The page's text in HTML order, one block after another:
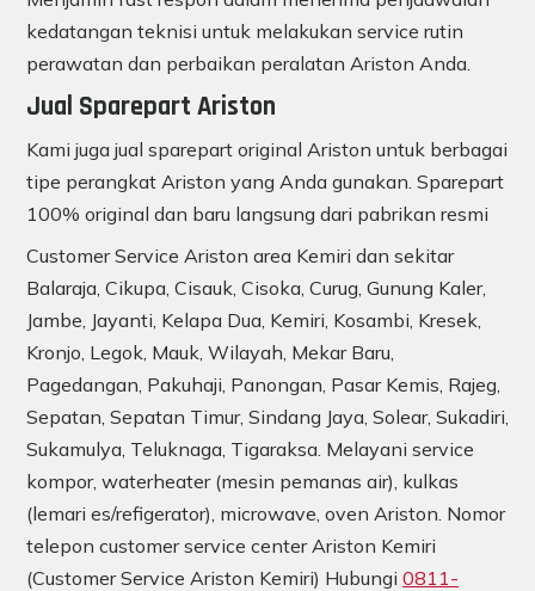
kedatangan teknisi untuk melakukan service rutin
perawatan dan perbaikan peralatan Ariston Anda.
Jual Sparepart Ariston
Kami juga jual sparepart original Ariston untuk berbagai
tipe perangkat Ariston yang Anda gunakan. Sparepart
100% original dan baru langsung dari pabrikan resmi
Customer Service Ariston area Kemiri dan sekitar
Balaraja, Cikupa, Cisauk, Cisoka, Curug, Gunung Kaler,
Jambe, Jayanti, Kelapa Dua, Kemiri, Kosambi, Kresek,
Kronjo, Legok, Mauk, Wilayah, Mekar Baru,
Pagedangan, Pakuhaji, Panongan, Pasar Kemis, Rajeg,
Sepatan, Sepatan Timur, Sindang Jaya, Solear, Sukadiri,
Sukamulya, Teluknaga, Tigaraksa. Melayani service
kompor, waterheater (mesin pemanas air), kulkas
(lemari es/refigerator), microwave, oven Ariston. Nomor
telepon customer service center Ariston Kemiri
(Customer Service Ariston Kemiri) Hubungi 0811-